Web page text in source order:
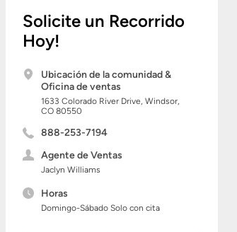
Solicite un Recorrido
Hoy!
Ubicación de la comunidad &
Oficina de ventas
1633 Colorado River Drive, Windsor,
CO 80550
888-253-7194
Agente de Ventas
Jaclyn Williams
Horas
Domingo-Sábado Solo con cita